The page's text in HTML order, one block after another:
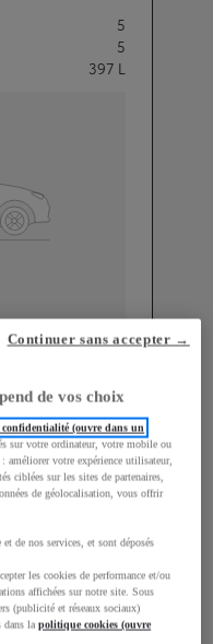
5
5
397 L
4,5L/100 km
105g/km
de vos choix
confidentialité (ouvre dans un
sur votre ordinateur, votre mobile ou
améliorer votre expérience utilisateur,
ciblées sur les sites de partenaires,
de géolocalisation, vous offrir
de nos services, et sont déposés
les cookies de performance et/ou
affichées sur notre site. Sous
(publicité et réseaux sociaux)
dans lapolitique cookies (ouvre
Continuer sans accepter →